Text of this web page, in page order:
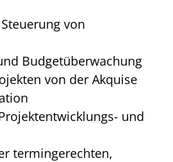
von
Budgetüberwachung
von der Akquise
und
termingerechten,